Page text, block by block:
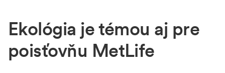
Ekológia je témou aj pre
poisťovňu MetLife